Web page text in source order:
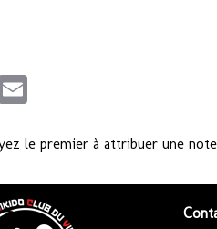
le premier à attribuer une